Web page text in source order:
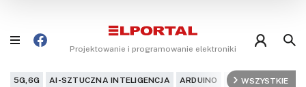
Projektowanie i programowanie elektroniki
5G,6G AI-SZTUCZNA INTELIGENCJA ARDUINO ARM AUDIO
WSZYSTKIE